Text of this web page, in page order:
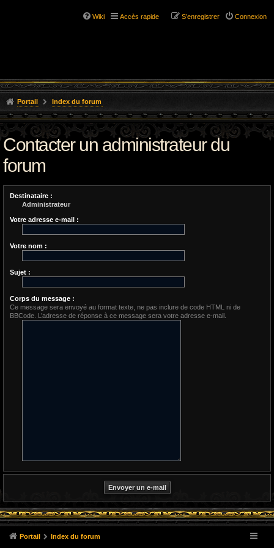
Wiki Accès rapide Connexion
S’enregistrer
Portail Index du forum
Contacter un administrateur du
forum
Destinataire :
Administrateur
Votre adresse e-mail :
Votre nom :
Sujet :
Corps du message :
Ce message sera envoyé au format texte, ne pas inclure de code HTML ni de
BBCode. L’adresse de réponse à ce message sera votre adresse e-mail.
Portail Index du forum